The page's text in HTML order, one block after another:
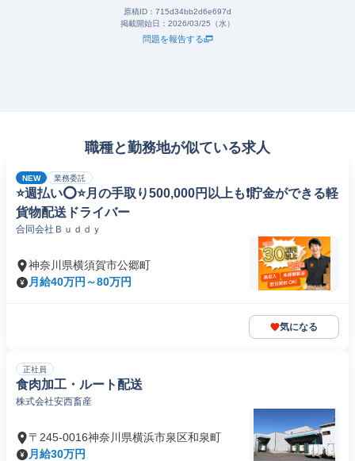
原稿ID： 715d34bb2d6e697d
掲載開始日： 2026/03/25（水）
問題を報告する
職種と勤務地が似ている求人
NEW 業務委託
⭐️週払い⭕️⭐️月の手取り500,000円以上も❗️貯金ができる軽
貨物配送ドライバー
合同会社Ｂｕｄｄｙ
神奈川県横須賀市公郷町
月給40万円～80万円
気になる
正社員
食肉加工・ルート配送
株式会社安西畜産
〒245-0016神奈川県横浜市泉区和泉町
月給30万円